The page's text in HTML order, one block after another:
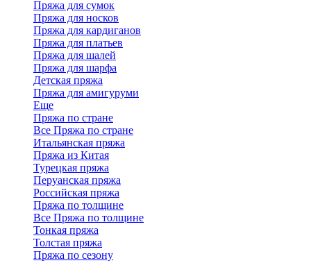
Пряжа для сумок
Пряжа для носков
Пряжа для кардиганов
Пряжа для платьев
Пряжа для шалей
Пряжа для шарфа
Детская пряжа
Пряжа для амигуруми
Еще
Пряжа по стране
Все Пряжа по стране
Итальянская пряжа
Пряжа из Китая
Турецкая пряжа
Перуанская пряжа
Российская пряжа
Пряжа по толщине
Все Пряжа по толщине
Тонкая пряжа
Толстая пряжа
Пряжа по сезону